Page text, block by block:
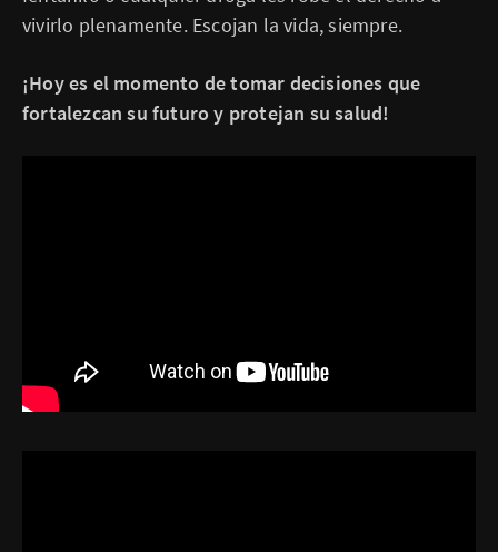
vivirlo plenamente. Escojan la vida, siempre.
¡Hoy es el momento de tomar decisiones que
fortalezcan su futuro y protejan su salud!